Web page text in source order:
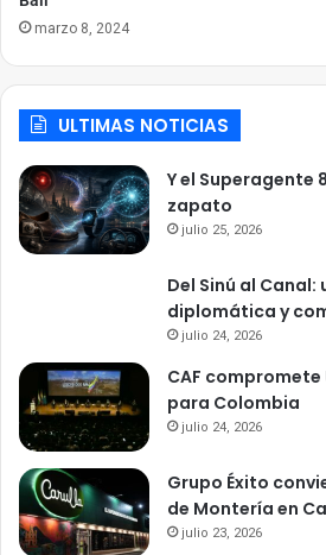
marzo 8, 2024
ULTIMAS NOTICIAS
Y el Superagente
zapato
julio 25, 2026
Del Sinú al
diplomática y
julio 24, 2026
CAF compromete
para Colombia
julio 24, 2026
Grupo Éxito
de Montería en
julio 23, 2026